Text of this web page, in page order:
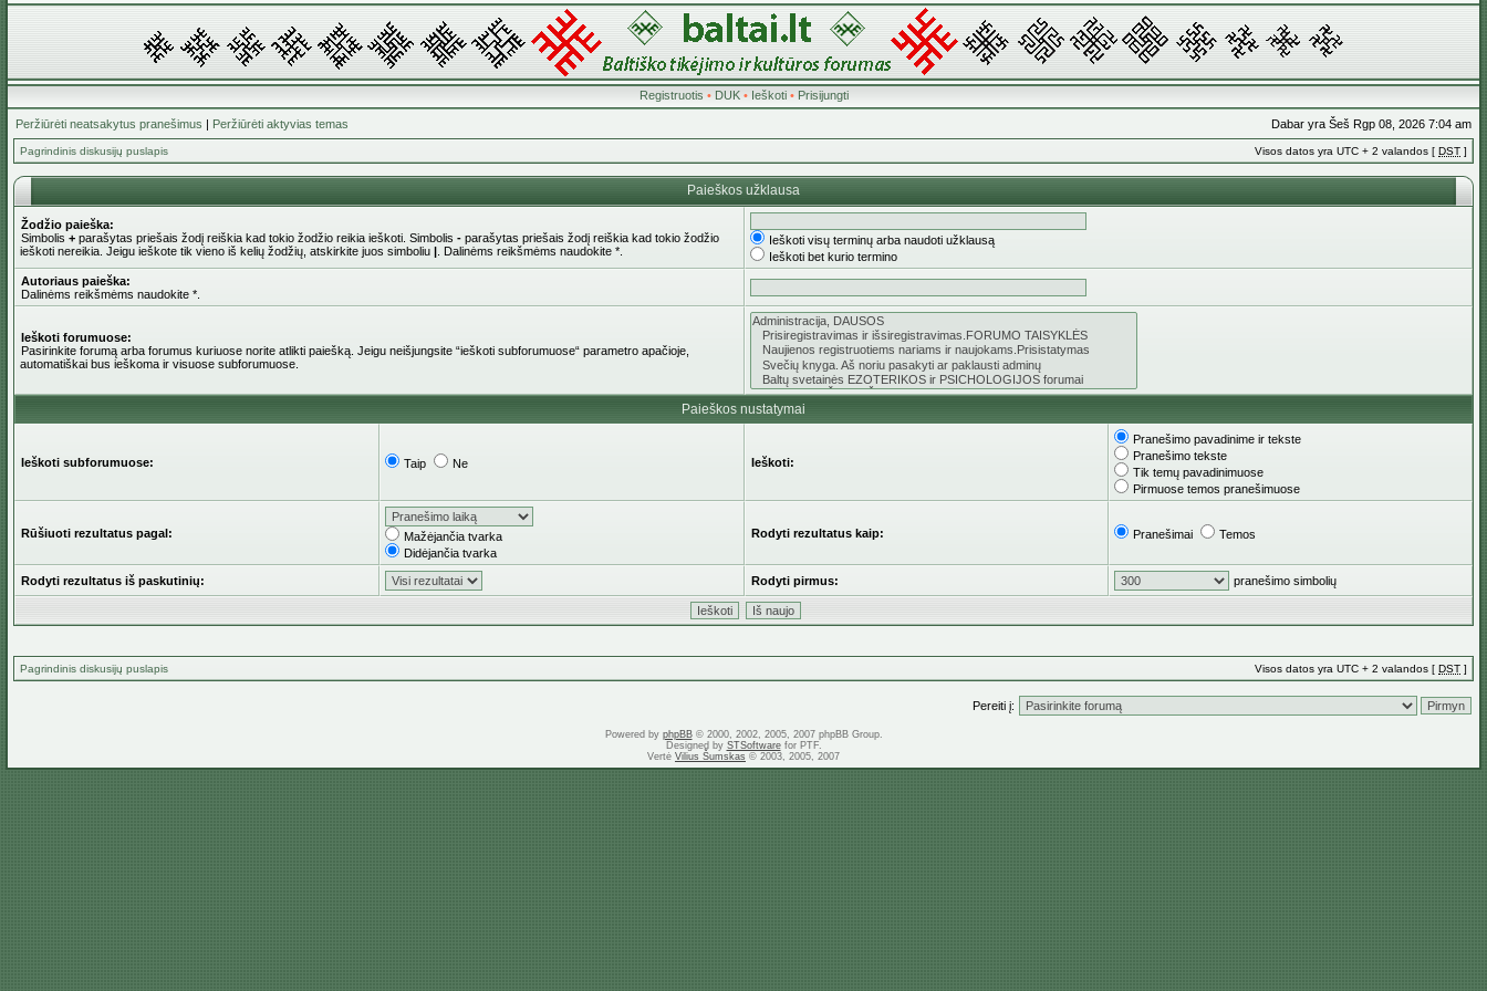
Registruotis • DUK• Ieškoti• Prisijungti
Peržiūrėti neatsakytus pranešimus | Peržiūrėti aktyvias temas Dabar yra Šeš Rgp 08, 2026 7:04 am
Pagrindinis diskusijų puslapis Visos datos yra UTC + 2 valandos [ DST ]
Paieškos užklausa
Žodžio paieška:
Simbolis + parašytas priešais žodį reiškia kad tokio žodžio reikia ieškoti. Simbolis - parašytas priešais žodį reiškia kad tokio žodžio
ieškoti nereikia. Jeigu ieškote tik vieno iš kelių žodžių, atskirkite juos simboliu | . Dalinėms reikšmėms naudokite *.
Ieškoti visų terminų arba naudoti užklausą
Ieškoti bet kurio termino
Autoriaus paieška:
Dalinėms reikšmėms naudokite *.
Ieškoti forumuose:
Pasirinkite forumą arba forumus kuriuose norite atlikti paiešką. Jeigu neišjungsite “ieškoti subforumuose“ parametro apačioje,
automatiškai bus ieškoma ir visuose subforumuose.
Paieškos nustatymai
Ieškoti subforumuose: Taip Ne Ieškoti:
Pranešimo pavadinime ir tekste
Pranešimo tekste
Tik temų pavadinimuose
Pirmuose temos pranešimuose
Rūšiuoti rezultatus pagal:
Mažėjančia tvarka
Didėjančia tvarka
Rodyti rezultatus kaip: Pranešimai Temos
Rodyti rezultatus iš paskutinių: Rodyti pirmus: pranešimo simbolių
Pagrindinis diskusijų puslapis Visos datos yra UTC + 2 valandos [ DST ]
Pereiti į:
Powered by phpBB© 2000, 2002, 2005, 2007 phpBB Group.
Designed by STSoftwarefor PTF.
Vertė Vilius Šumskas © 2003, 2005, 2007